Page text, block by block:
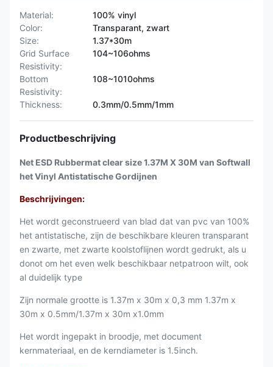
Material:
100% vinyl
Color:
Transparant, zwart
Size:
1.37*30m
Grid Surface
Resistivity:
104~106ohms
Bottom
Resistivity:
108~1010ohms
Thickness: 0.3mm/0.5mm/1mm
Productbeschrijving
Net ESD Rubbermat clear size 1.37M X 30M van Softwall
het Vinyl Antistatische Gordijnen
Beschrijvingen:
Het wordt geconstrueerd van blad dat van pvc van 100%
het antistatische, zijn de beschikbare kleuren transparant
en zwarte, met zwarte koolstoflijnen wordt gedrukt, als u
donot om het even welk beschikbaar netpatroon wilt, ook
al duidelijk type
Zijn normale grootte is 1.37m x 30m x 0,3 mm 1.37m x
30m x 0.5mm/1.37m x 30m x1.0mm
Het wordt ingepakt in broodje, met document
kernmateriaal, en de kerndiameter is 1.5inch.